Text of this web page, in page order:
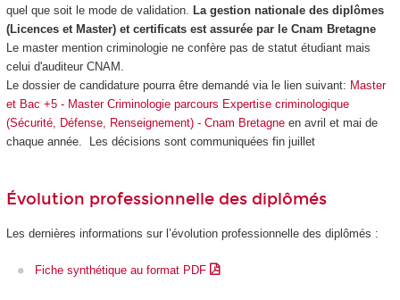
quel que soit le mode de validation. La gestion nationale des diplômes
(Licences et Master) et certificats est assurée par le Cnam Bretagne
Le master mention criminologie ne confère pas de statut étudiant mais
celui d'auditeur CNAM.
Le dossier de candidature pourra être demandé via le lien suivant: Master
et Bac +5 - Master Criminologie parcours Expertise criminologique
(Sécurité, Défense, Renseignement) - Cnam Bretagneen avril et mai de
chaque année. Les décisions sont communiquées fin juillet
Évolution professionnelle des diplômés
Les dernières informations sur l’évolution professionnelle des diplômés :
Fiche synthétique au format PDF